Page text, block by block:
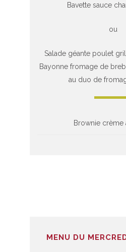
Bavette sauce
ou
Salade géante poulet
Bayonne fromage de
au duo de
Brownie crème
MENU DU